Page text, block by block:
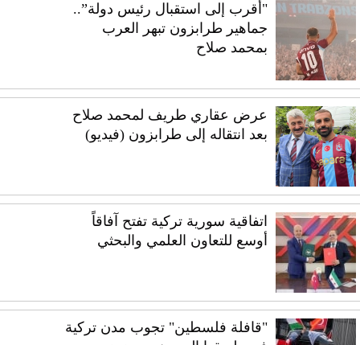
"أقرب إلى استقبال رئيس دولة”..
جماهير طرابزون تبهر العرب
بمحمد صلاح
عرض عقاري طريف لمحمد صلاح
بعد انتقاله إلى طرابزون (فيديو)
اتفاقية سورية تركية تفتح آفاقاً
أوسع للتعاون العلمي والبحثي
"قافلة فلسطين" تجوب مدن تركية